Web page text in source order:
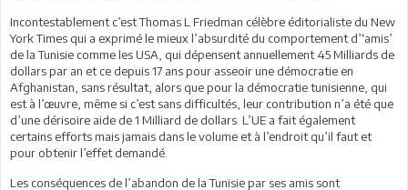
Incontestablement c’est Thomas L Friedman célèbre éditorialiste du New
York Times qui a exprimé le mieux l’absurdité du comportement d’‘amis’
de la Tunisie comme les USA, qui dépensent annuellement 45 Milliards de
dollars par an et ce depuis 17 ans pour asseoir une démocratie en
Afghanistan, sans résultat, alors que pour la démocratie tunisienne, qui
est à l’œuvre, même si c’est sans difficultés, leur contribution n’a été que
d’une dérisoire aide de 1 Milliard de dollars. L’UE a fait également
certains efforts mais jamais dans le volume et à l’endroit qu’il faut et
pour obtenir l’effet demandé.
Les conséquences de l’abandon de la Tunisie par ses amis sont